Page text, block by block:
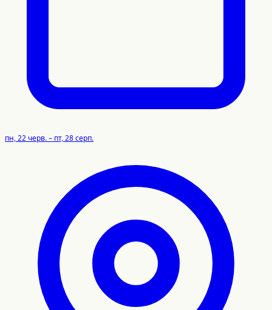
пн, 22 черв. – пт, 28 серп.